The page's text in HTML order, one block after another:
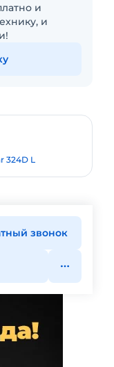
и
и
324D L
звонок